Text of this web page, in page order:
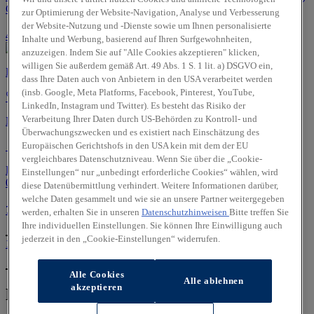
CO₂/km (komb.) • CO₂-Klasse: E (komb.)
43.460 EUR2
HYUNDAI IONIQ 9 110 kWh Techniq 'AHK'
Neu | 0 km | 217 PS
Hamburg
Energieverbrauch: 19.9 kWh/100km (komb.) • CO₂-Emissionen:
0.0 g CO₂/km (komb.) • CO₂-Klasse: A (komb.)
76.960 EUR
1 23...6
Kein passendes Angebot dabei ?
zur Optimierung der Website-Navigation, Analyse und Verbesserung
der Website-Nutzung und -Dienste sowie um Ihnen personalisierte
Inhalte und Werbung, basierend auf Ihren Surfgewohnheiten,
anzuzeigen. Indem Sie auf "Alle Cookies akzeptieren" klicken,
willigen Sie außerdem gemäß Art. 49 Abs. 1 S. 1 lit. a) DSGVO ein,
dass Ihre Daten auch von Anbietern in den USA verarbeitet werden
(insb. Google, Meta Platforms, Facebook, Pinterest, YouTube,
LinkedIn, Instagram und Twitter). Es besteht das Risiko der
Verarbeitung Ihrer Daten durch US-Behörden zu Kontroll- und
Überwachungszwecken und es existiert nach Einschätzung des
Europäischen Gerichtshofs in den USA kein mit dem der EU
vergleichbares Datenschutzniveau. Wenn Sie über die „Cookie-
Einstellungen“ nur „unbedingt erforderliche Cookies“ wählen, wird
diese Datenübermittlung verhindert. Weitere Informationen darüber,
welche Daten gesammelt und wie sie an unsere Partner weitergegeben
werden, erhalten Sie in unseren Datenschutzhinweisen Bitte treffen Sie
Ihre individuellen Einstellungen. Sie können Ihre Einwilligung auch
jederzeit in den „Cookie-Einstellungen“ widerrufen.
Alle Cookies
akzeptieren
Alle ablehnen